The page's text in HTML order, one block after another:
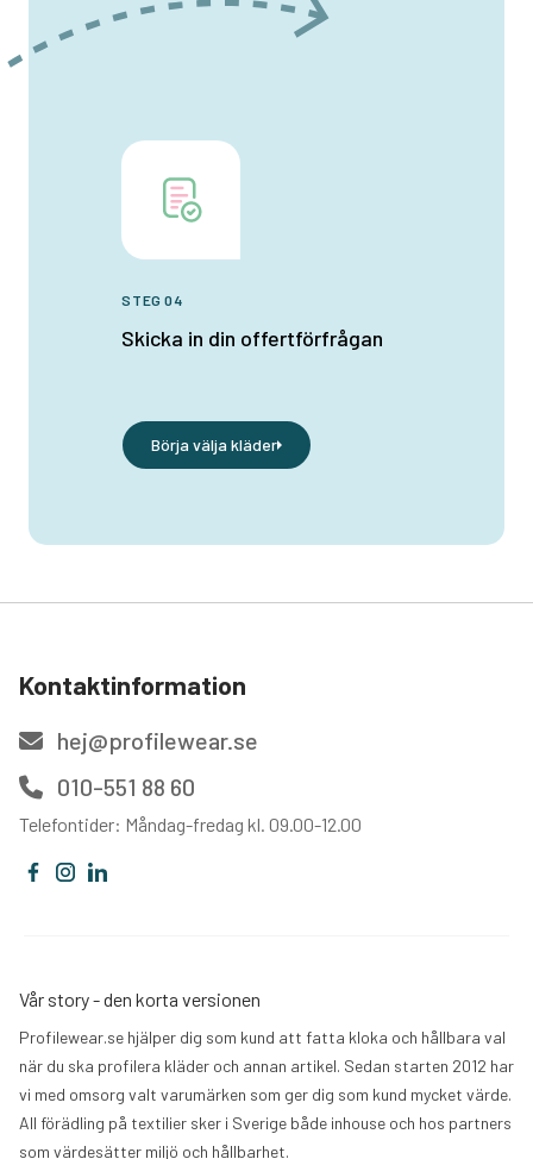
STEG 04
Skicka in din offertförfrågan
Börja välja kläder
Kontaktinformation
hej@profilewear.se
010-551 88 60
Telefontider: Måndag-fredag kl. 09.00-12.00
Vår story - den korta versionen
Profilewear.se hjälper dig som kund att fatta kloka och hållbara val
när du ska profilera kläder och annan artikel. Sedan starten 2012 har
vi med omsorg valt varumärken som ger dig som kund mycket värde.
All förädling på textilier sker i Sverige både inhouse och hos partners
som värdesätter miljö och hållbarhet.